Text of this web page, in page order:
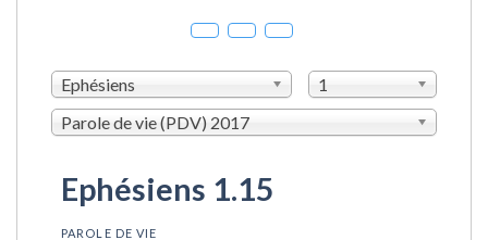
Ephésiens
1
Parole de vie (PDV) 2017
Ephésiens 1.15
PAROLE DE VIE